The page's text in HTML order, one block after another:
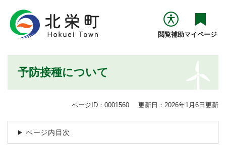
閲覧補助マイページ
予防接種について
ページID：0001560 更新日：2026年1月6日更新
ページ内目次